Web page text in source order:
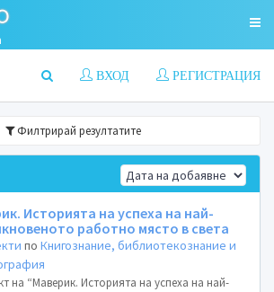
РЕГИСТРАЦИЯ
ВХОД
Филтрирай резултатите
Историята на успеха на най-
работно място в света
поКнигознание, библиотекознание и
на “Маверик. Историята на успеха на най-